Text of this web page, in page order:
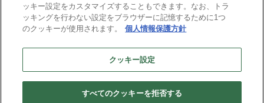
B-EN-Gについて
ビジネスエンジニアリング株式会社
ッキー設定をカスタマイズすることもできます。なお、トラ
ッキングを行わない設定をブラウザーに記憶するために1つ
のクッキーが使用されます。
個人情報保護方針
クッキー設定
すべてのクッキーを拒否する